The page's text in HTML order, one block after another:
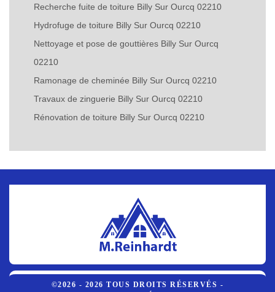
Recherche fuite de toiture Billy Sur Ourcq 02210
Hydrofuge de toiture Billy Sur Ourcq 02210
Nettoyage et pose de gouttières Billy Sur Ourcq
02210
Ramonage de cheminée Billy Sur Ourcq 02210
Travaux de zinguerie Billy Sur Ourcq 02210
Rénovation de toiture Billy Sur Ourcq 02210
©2026 - 2026 TOUS DROITS RÉSERVÉS -